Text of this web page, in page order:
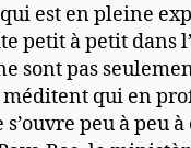
est en pleine
petit à petit dans
sont pas
qui en
peu à peu à